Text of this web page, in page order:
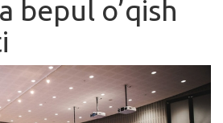
bepul o’qish